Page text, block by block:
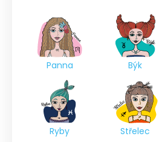
Panna Býk
Ryby Střelec